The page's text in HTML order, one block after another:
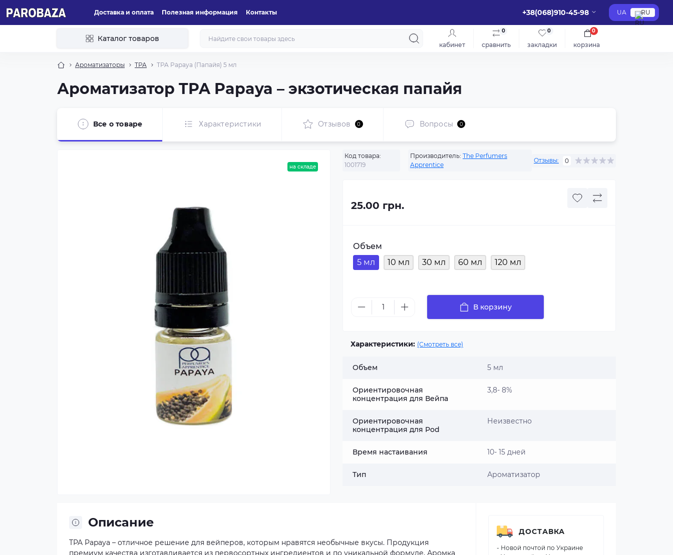
Доставка и оплата Полезная информация Контакты +38(068)910-45-98 UA RU
Каталог товаров
кабинет сравнить
0
закладки
0
корзина
0
Ароматизаторы TPA TPA Papaya (Папайя) 5 мл
Ароматизатор TPA Papaya – экзотическая папайя
Все о товаре Характеристики Отзывов 0 Вопросы 0
на складе
Код товара:
1001719
Производитель: The Perfumers
Apprentice
Отзывы: 0
25.00 грн.
Объем
5 мл
10 мл 30 мл 60 мл 120 мл
В корзину
Характеристики: (Смотреть все)
Объем 5 мл
Ориентировочная
концентрация для Вейпа
3,8- 8%
Ориентировочная
концентрация для Pod
Неизвестно
Время настаивания 10- 15 дней
Тип Ароматизатор
Описание
TPA Papaya – отличное решение для вейперов, которым нравятся необычные вкусы. Продукция
премиум качества изготавливается из первосортных ингредиентов и по уникальной формуле. Аромка
ДОСТАВКА
- Новой почтой по Украине